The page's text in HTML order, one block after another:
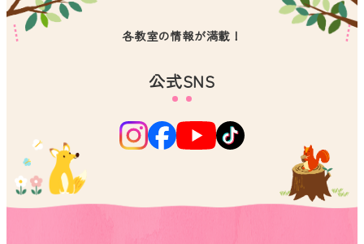
各教室の情報が満載！
公式SNS